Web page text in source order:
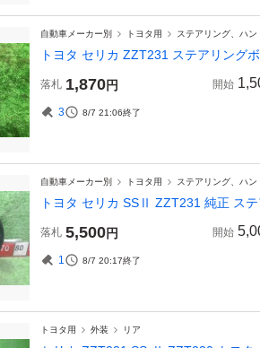
自動車メーカー別 トヨタ用 ステアリング、ハ
トヨタ セリカ ZZT231 ステアリング
落札 1,870円 開始
3 8/7 21:06終了
自動車メーカー別 トヨタ用 ステアリング、ハン
トヨタ セリカ SSⅡ ZZT231 純正 ス
落札 5,500円 開始
1 8/7 20:17終了
トヨタ用 外装 リア